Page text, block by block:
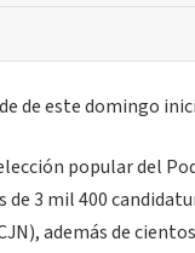
de este domingo
popular del
3 mil 400
además de